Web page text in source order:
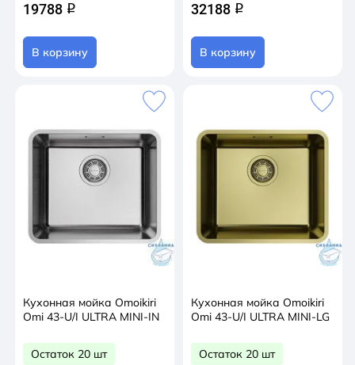
19788 q
В корзину
32188 q
В корзину
Кухонная мойка Omoikiri
Omi 43-U/I ULTRA MINI-IN
Остаток 20 шт
Кухонная мойка Omoikiri
Omi 43-U/I ULTRA MINI-LG
Остаток 20 шт